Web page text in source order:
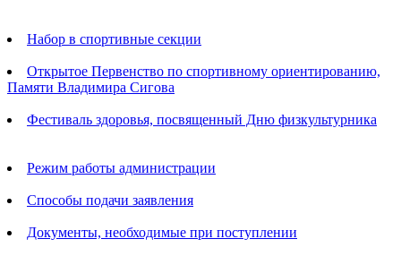
Набор в спортивные секции
Открытое Первенство по спортивному ориентированию,
Памяти Владимира Сигова
Фестиваль здоровья, посвященный Дню физкультурника
Режим работы администрации
Способы подачи заявления
Документы, необходимые при поступлении